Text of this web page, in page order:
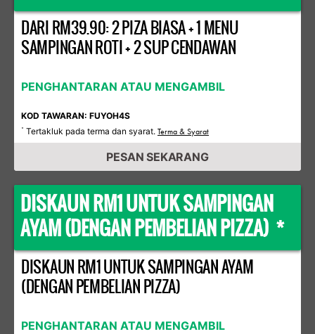
DARI RM39.90: 2 PIZA BIASA + 1 MENU
SAMPINGAN ROTI + 2 SUP CENDAWAN
PENGHANTARAN ATAU MENGAMBIL
KOD TAWARAN: FUYOH4S
* Tertakluk pada terma dan syarat. Terma & Syarat
PESAN SEKARANG
DISKAUN RM1 UNTUK SAMPINGAN
AYAM (DENGAN PEMBELIAN PIZZA) *
DISKAUN RM1 UNTUK SAMPINGAN AYAM
(DENGAN PEMBELIAN PIZZA)
PENGHANTARAN ATAU MENGAMBIL